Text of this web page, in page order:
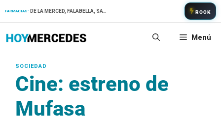
FARMACIAS: ROCK
Menú
Cine: estreno de
Mufasa